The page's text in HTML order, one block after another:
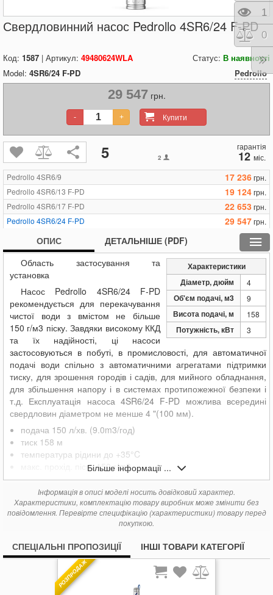
Свердловинний насос Pedrollo 4SR6/24 F-PD
Код: 1587 | Артикул: 49480624WLA Статус: В наявності
Model: 4SR6/24 F-PD Pedrollo
29 547 грн.
Купити
- +
5 2
гарантія
12 міс.
Pedrollo 4SR6/9
17 236грн.
Pedrollo 4SR6/13 F-PD
19 124грн.
Pedrollo 4SR6/17 F-PD
22 653грн.
Pedrollo 4SR6/24 F-PD
29 547грн.
37 836грн.
Pedrollo 4SR6/43
48 424грн.
Pedrollo 4SR6m/13 F-PD
20 190
ОПИС ДЕТАЛЬНІШЕ (PDF)
Характеристики
Діаметр, дюйм
4
Об'єм подачі, м3 9
Висота подачі, м 158
Потужність, кВт 3
Область застосування та
установка
Насос Pedrollo 4SR6/24 F-PD
рекомендується для перекачування
чистої води з вмістом не більше
150 г/м3 піску. Завдяки високому ККД
та їх надійності, ці насоси
застосовуються в побуті, в промисловості, для автоматичної
подачі води спільно з автоматичними агрегатами підтримки
тиску, для зрошення городів і садів, для мийного обладнання,
для збільшення напору і в системах протипожежної безпеки і
т.д. Експлуатація насоса 4SR6/24 F-PD можлива всередині
свердловин діаметром не менше 4 "(100 мм).
подача 150 л/хв. (9.0m3/год)
тиск 158 м
температура рідини до +35°C
макс. прохід. піску 150 г/m3
занурення в воду до 200 м
Аналог насосу 4SR 6/23
Більше інформації ...
Інформація в описі моделі носить довідковий характер.
Характеристики, комплектацію товару виробник може змінити без
повідомлення. Перевірте специфікацію (характеристики) товару перед
покупкою.
СПЕЦІАЛЬНІ ПРОПОЗИЦІЇ ІНШІ ТОВАРИ КАТЕГОРІЇ
РОЗПРОДАЖ
1
0